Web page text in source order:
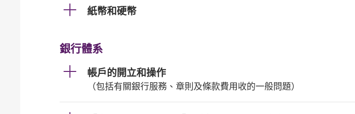
紙幣和硬幣
銀行體系
帳戶的開立和操作
（包括有關銀行服務、章則及條款費用收的一般問題）